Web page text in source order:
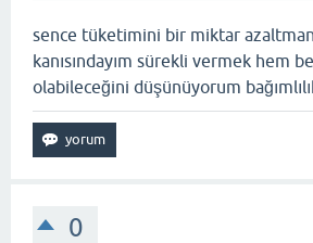
sence tüketimini bir miktar
kanısındayım sürekli vermek hem
olabileceğini düşünüyorum
0